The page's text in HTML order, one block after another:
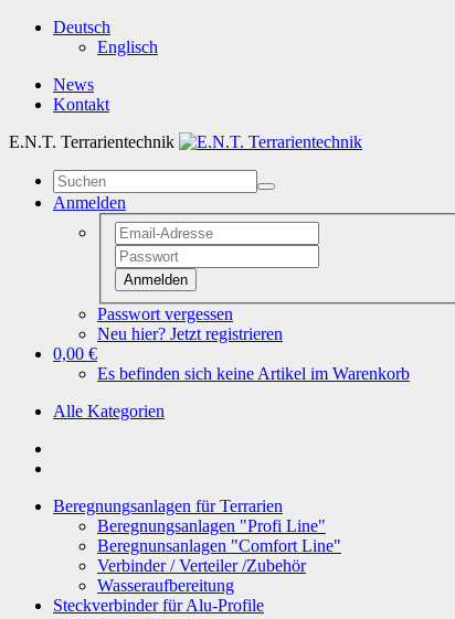
Deutsch
Englisch
News
Kontakt
E.N.T. Terrarientechnik
Anmelden
Anmelden
Passwort vergessen
Neu hier? Jetzt registrieren
0,00 €
Es befinden sich keine Artikel im Warenkorb
Alle Kategorien
Beregnungsanlagen für Terrarien
Beregnungsanlagen "Profi Line"
Beregnunsanlagen "Comfort Line"
Verbinder / Verteiler /Zubehör
Wasseraufbereitung
Steckverbinder für Alu-Profile